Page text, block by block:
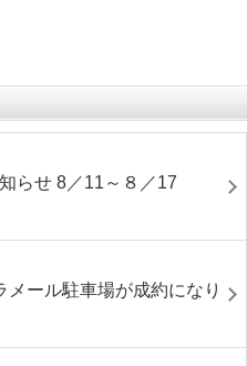
せ 8／11～８／17
メール駐車場が成約になり